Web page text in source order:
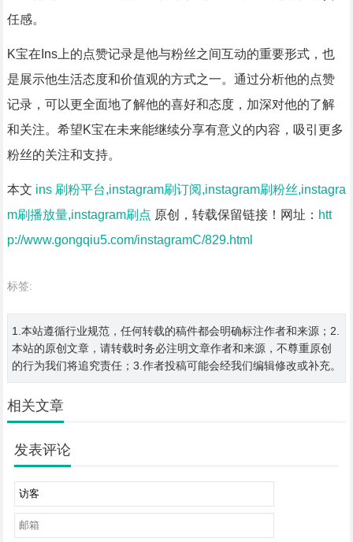
任感。
K宝在Ins上的点赞记录是他与粉丝之间互动的重要形式，也
是展示他生活态度和价值观的方式之一。通过分析他的点赞
记录，可以更全面地了解他的喜好和态度，加深对他的了解
和关注。希望K宝在未来能继续分享有意义的内容，吸引更多
粉丝的关注和支持。
本文 ins 刷粉平台,instagram刷订阅,instagram刷粉丝,instagra
m刷播放量,instagram刷点 原创，转载保留链接！网址： htt
p://www.gongqiu5.com/instagramC/829.html
标签:
1.本站遵循行业规范，任何转载的稿件都会明确标注作者和来源；2.
本站的原创文章，请转载时务必注明文章作者和来源，不尊重原创
的行为我们将追究责任；3.作者投稿可能会经我们编辑修改或补充。
相关文章
发表评论